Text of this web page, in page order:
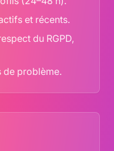
et récents.
du RGPD,
de problème.